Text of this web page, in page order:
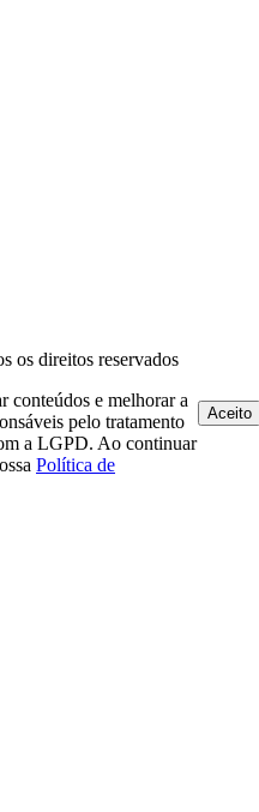
direitos reservados
conteúdos e melhorar a
pelo tratamento
a LGPD. Ao continuar
Política de
Aceito